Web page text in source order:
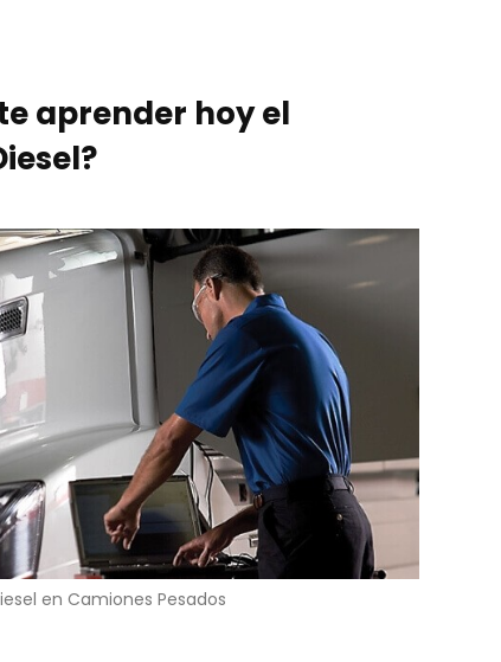
aprender hoy el
en Camiones Pesados